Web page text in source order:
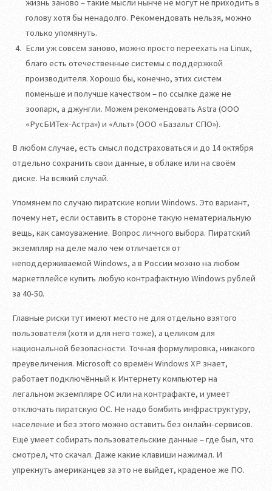
голову хотя бы ненадолго. Рекомендовать нельзя, можно
только упомянуть.
Если уж совсем заново, можно просто переехать на Linux,
благо есть отечественные системы с поддержкой
производителя. Хорошо бы, конечно, этих систем
поменьше и получше качеством – по ссылке даже не
зоопарк, а джунгли. Можем рекомендовать Astra (ООО
«РусБИТех-Астра») и «Альт» (ООО «Базальт СПО»).
В любом случае, есть смысл подстраховаться и до 14 октября
отдельно сохранить свои данные, в облаке или на своём
диске. На всякий случай.
Упомянем по случаю пиратские копии Windows. Это вариант,
почему нет, если оставить в стороне такую нематериальную
вещь, как самоуважение. Вопрос личного выбора. Пиратский
экземпляр на деле мало чем отличается от
неподдерживаемой Windows, а в России можно на любом
маркетплейсе купить любую контрафактную Windows рублей
за 40-50.
Главные риски тут имеют место не для отдельно взятого
пользователя (хотя и для него тоже), а целиком для
национальной безопасности. Точная формулировка, никакого
преувеличения. Microsoft со времён Windows XP знает,
работает подключённый к Интернету компьютер на
легальном экземпляре ОС или на контрафакте, и умеет
отключать пиратскую ОС. Не надо бомбить инфраструктуру,
население и без этого можно оставить без онлайн-сервисов.
Ещё умеет собирать пользовательские данные – где был, что
смотрел, что скачал. Даже какие клавиши нажимал. И
упрекнуть американцев за это не выйдет, краденое же ПО.